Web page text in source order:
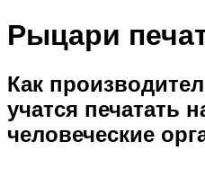
Рыцари
Как
учатся печатать
человеческие